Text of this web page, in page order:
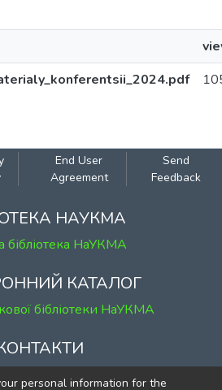
End User
Agreement
Send
Feedback
НАУКМА
бібліотека НаУКМА
КАТАЛОГ
бібліотеки НаУКМА
Григорія Сковороди, 2
personal information for the